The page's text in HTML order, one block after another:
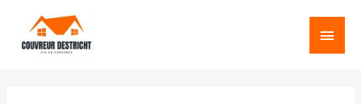
contenu
Menu